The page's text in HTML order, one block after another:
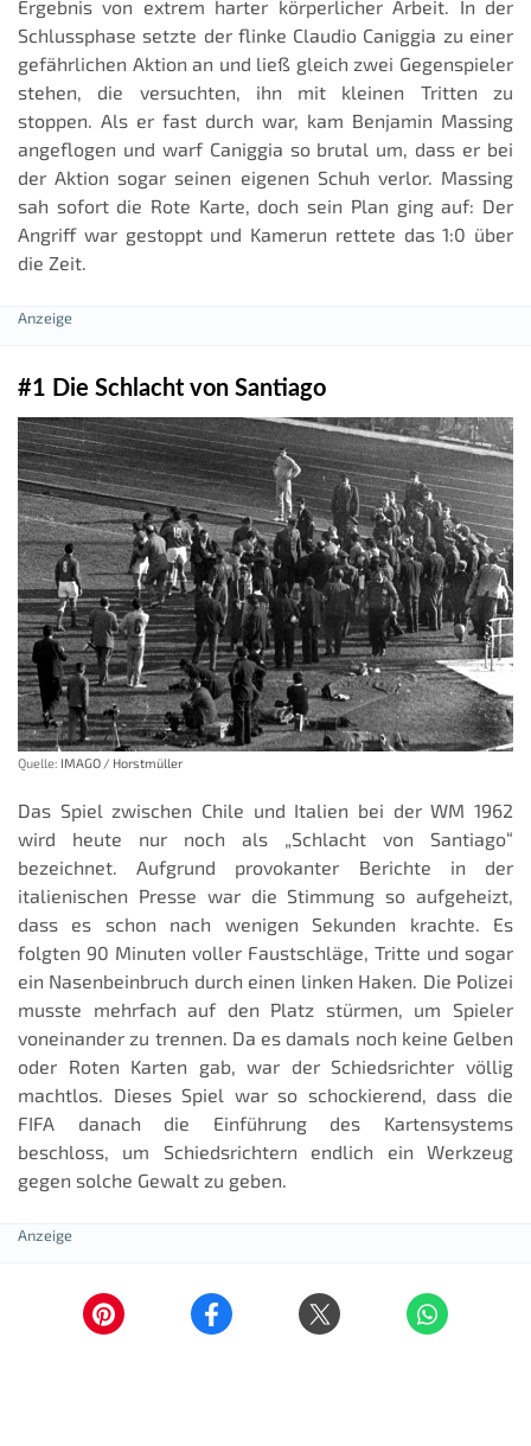
Ergebnis von extrem harter körperlicher Arbeit. In der
Schlussphase setzte der flinke Claudio Caniggia zu einer
gefährlichen Aktion an und ließ gleich zwei Gegenspieler
stehen, die versuchten, ihn mit kleinen Tritten zu
stoppen. Als er fast durch war, kam Benjamin Massing
angeflogen und warf Caniggia so brutal um, dass er bei
der Aktion sogar seinen eigenen Schuh verlor. Massing
sah sofort die Rote Karte, doch sein Plan ging auf: Der
Angriff war gestoppt und Kamerun rettete das 1:0 über
die Zeit.
#1 Die Schlacht von Santiago
Quelle: IMAGO / Horstmüller
Das Spiel zwischen Chile und Italien bei der WM 1962
wird heute nur noch als „Schlacht von Santiago“
bezeichnet. Aufgrund provokanter Berichte in der
italienischen Presse war die Stimmung so aufgeheizt,
dass es schon nach wenigen Sekunden krachte. Es
folgten 90 Minuten voller Faustschläge, Tritte und sogar
ein Nasenbeinbruch durch einen linken Haken. Die Polizei
musste mehrfach auf den Platz stürmen, um Spieler
voneinander zu trennen. Da es damals noch keine Gelben
oder Roten Karten gab, war der Schiedsrichter völlig
machtlos. Dieses Spiel war so schockierend, dass die
FIFA danach die Einführung des Kartensystems
beschloss, um Schiedsrichtern endlich ein Werkzeug
gegen solche Gewalt zu geben.